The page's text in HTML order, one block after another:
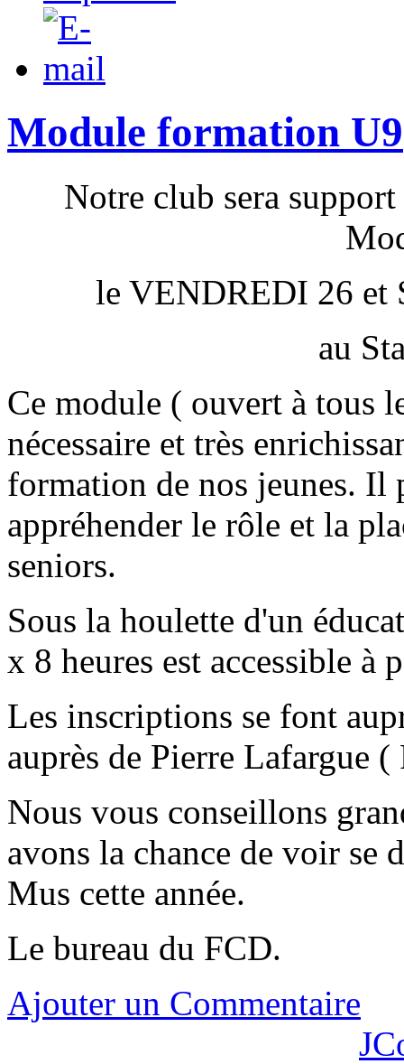
Module formation U9
Notre club sera
le VENDREDI 26 et
au
Ce module ( ouvert à tous
nécessaire et très
formation de nos jeunes. Il
appréhender le rôle et la
seniors.
Sous la houlette d'un
x 8 heures est accessible à
Les inscriptions se font
auprès de Pierre Lafargue
Nous vous conseillons
avons la chance de voir se
Mus cette année.
Le bureau du FCD.
Ajouter un Commentaire